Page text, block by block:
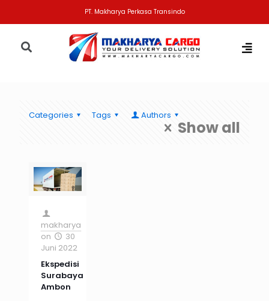
PT. Makharya Perkasa Transindo
Categories Tags Authors
Show all
makharya
on
30
Juni 2022
Ekspedisi
Surabaya
Ambon